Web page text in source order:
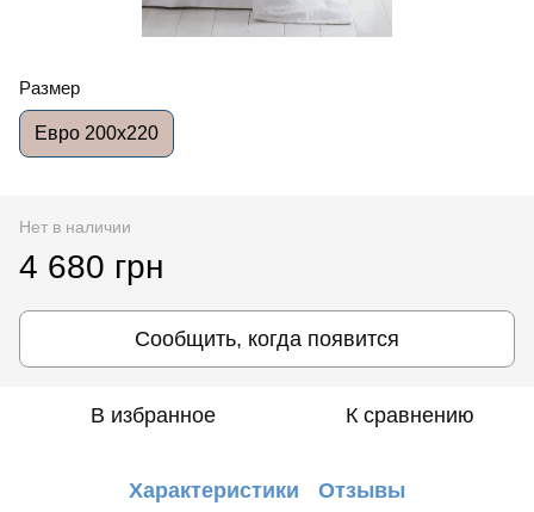
Размер
Евро 200x220
Нет в наличии
4 680 грн
Сообщить, когда появится
В избранное К сравнению
Характеристики Отзывы